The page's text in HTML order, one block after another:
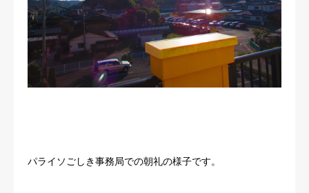
パライソごしき事務局での朝礼の様子です。